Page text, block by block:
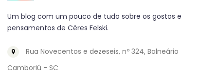
Um blog com um pouco de tudo sobre os gostos e
pensamentos de Céres Felski.
Rua Novecentos e dezeseis, nº 324, Balneário
Camboriú - SC